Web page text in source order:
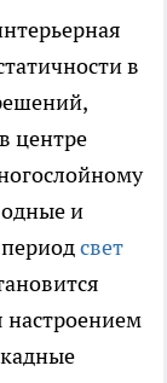
в
центре
и
свет